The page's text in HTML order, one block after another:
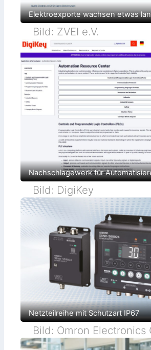
k
e
i
Elektroexporte wachsen etwas
Bild: ZVEI e.V.
Nachschlagewerk für
Bild: DigiKey
Netzteilreihe mit Schutzart IP67
Bild: Omron Electronics